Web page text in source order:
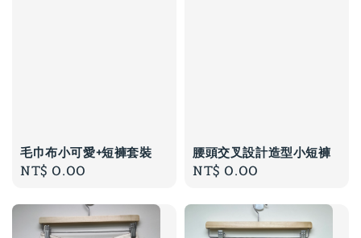
毛巾布小可愛+短褲套裝
Regular
NT$ 0.00
腰頭交叉設計造型小短褲
Regular
NT$ 0.00